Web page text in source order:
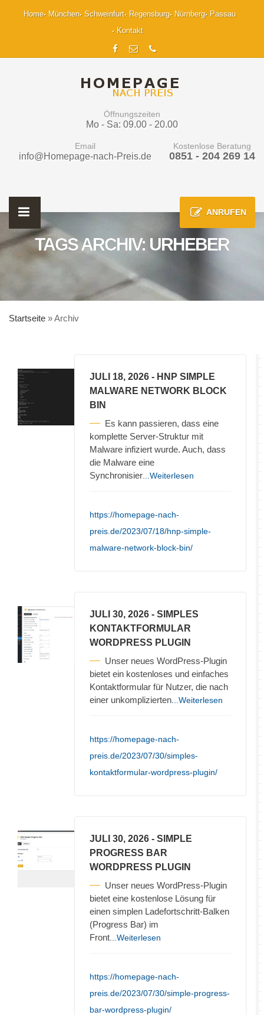
Home München Schweinfurt Regensburg Nürnberg
Passau
Kontakt
Öffnungszeiten
Mo - Sa: 09.00 - 20.00
Email
info@Homepage-nach-Preis.de
Kostenlose Beratung
0851 - 204 269 14
ANRUFEN
TAGS ARCHIV: URHEBER
Startseite »Archiv
JULI 18, 2026 - HNP SIMPLE
MALWARE NETWORK BLOCK
BIN
Es kann passieren, dass eine
komplette Server-Struktur mit
Malware infiziert wurde. Auch, dass
die Malware eine
Synchronisier ...Weiterlesen
https://homepage-nach-
preis.de/2023/07/18/hnp-simple-
malware-network-block-bin/
JULI 30, 2026 - SIMPLES
KONTAKTFORMULAR
WORDPRESS PLUGIN
Unser neues WordPress-Plugin
bietet ein kostenloses und einfaches
Kontaktformular für Nutzer, die nach
einer unkomplizierten ...Weiterlesen
https://homepage-nach-
preis.de/2023/07/30/simples-
kontaktformular-wordpress-plugin/
JULI 30, 2026 - SIMPLE
PROGRESS BAR
WORDPRESS PLUGIN
Unser neues WordPress-Plugin
bietet eine kostenlose Lösung für
einen simplen Ladefortschritt-Balken
(Progress Bar) im
Front ...Weiterlesen
https://homepage-nach-
preis.de/2023/07/30/simple-progress-
bar-wordpress-plugin/